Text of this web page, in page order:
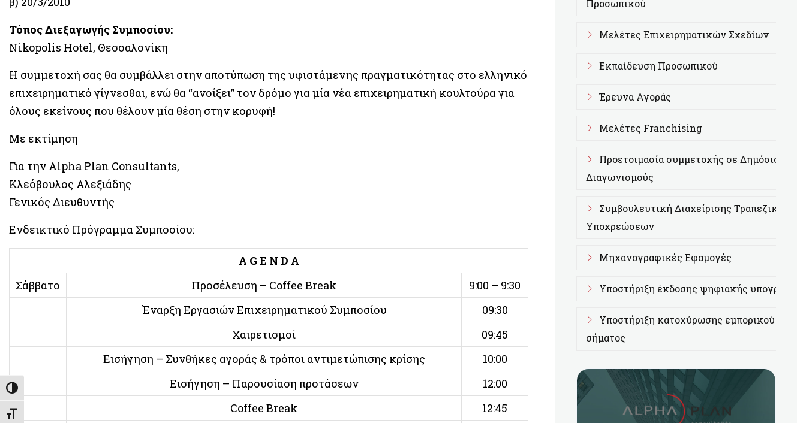
Εναλλαγή Υψηλής Αντίθεσης
Εναλλαγή Μεγέθους Γραμμάτων
Τόπος Διεξαγωγής Συμποσίου:
Nikopolis Hotel, Θεσσαλονίκη
Η συμμετοχή σας θα συμβάλλει στην αποτύπωση της υφιστάμενης πραγματικότητας στο ελληνικό
επιχειρηματικό γίγνεσθαι, ενώ θα “ανοίξει” τον δρόμο για μία νέα επιχειρηματική κουλτούρα για
όλους εκείνους που θέλουν μία θέση στην κορυφή!
Με εκτίμηση
Για την Alpha Plan Consultants,
Κλεόβουλος Αλεξιάδης
Γενικός Διευθυντής
Ενδεικτικό Πρόγραμμα Συμποσίου:
A G E N D A
Σάββατο
Προσέλευση – Coffee Break
9:00 – 9:30
Έναρξη Εργασιών Επιχειρηματικού Συμποσίου
09:30
Χαιρετισμοί
09:45
Εισήγηση – Συνθήκες αγοράς & τρόποι αντιμετώπισης κρίσης
10:00
Εισήγηση – Παρουσίαση προτάσεων
12:00
Coffee Break
12:45
Προσωπικού
Μελέτες Επιχειρηματικών Σχεδίων
Εκπαίδευση Προσωπικού
Έρευνα Αγοράς
Μελέτες Franchising
Προετοιμασία συμμετοχής σε Δημόσιους
Διαγωνισμούς
Συμβουλευτική Διαχείρισης Τραπεζικών
Υποχρεώσεων
Μηχανογραφικές Εφαμογές
Υποστήριξη έκδοσης ψηφιακής υπογραφής
Υποστήριξη κατοχύρωσης εμπορικού
σήματος